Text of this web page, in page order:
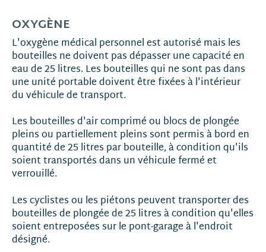
OXYGÈNE
L'oxygène médical personnel est autorisé mais les
bouteilles ne doivent pas dépasser une capacité en
eau de 25 litres. Les bouteilles qui ne sont pas dans
une unité portable doivent être fixées à l'intérieur
du véhicule de transport.
Les bouteilles d'air comprimé ou blocs de plongée
pleins ou partiellement pleins sont permis à bord en
quantité de 25 litres par bouteille, à condition qu'ils
soient transportés dans un véhicule fermé et
verrouillé.
Les cyclistes ou les piétons peuvent transporter des
bouteilles de plongée de 25 litres à condition qu'elles
soient entreposées sur le pont-garage à l'endroit
désigné.